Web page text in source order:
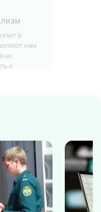
в
нам
и